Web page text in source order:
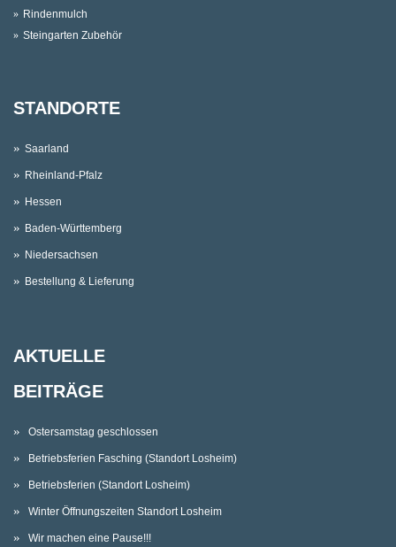
Rindenmulch
Steingarten Zubehör
STANDORTE
Saarland
Rheinland-Pfalz
Hessen
Baden-Württemberg
Niedersachsen
Bestellung & Lieferung
AKTUELLE
BEITRÄGE
Ostersamstag geschlossen
Betriebsferien Fasching (Standort Losheim)
Betriebsferien (Standort Losheim)
Winter Öffnungszeiten Standort Losheim
Wir machen eine Pause!!!